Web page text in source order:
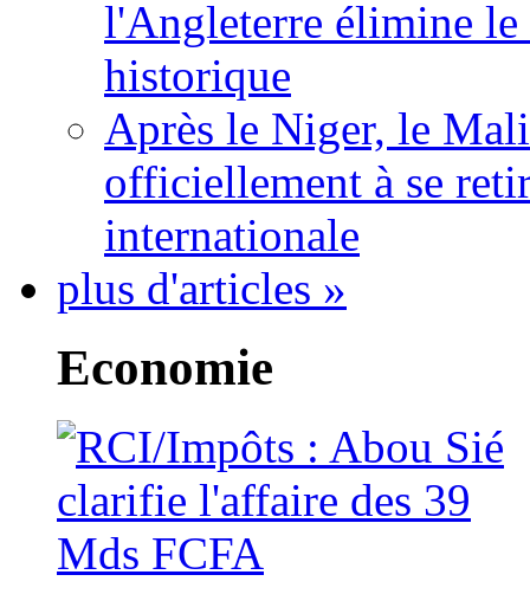
l'Angleterre élimine
historique
Après le Niger, le
officiellement à se
internationale
plus d'articles »
Economie